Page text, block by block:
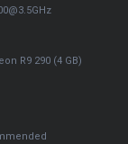
R9 290 (4 GB)